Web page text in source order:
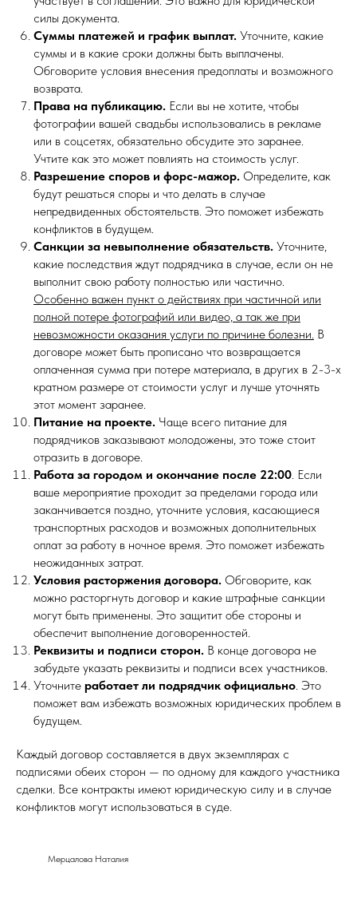
силы документа.
Суммы платежей и график выплат. Уточните, какие
суммы и в какие сроки должны быть выплачены.
Обговорите условия внесения предоплаты и возможного
возврата.
Права на публикацию. Если вы не хотите, чтобы
фотографии вашей свадьбы использовались в рекламе
или в соцсетях, обязательно обсудите это заранее.
Учтите как это может повлиять на стоимость услуг.
Разрешение споров и форс-мажор. Определите, как
будут решаться споры и что делать в случае
непредвиденных обстоятельств. Это поможет избежать
конфликтов в будущем.
Санкции за невыполнение обязательств. Уточните,
какие последствия ждут подрядчика в случае, если он не
выполнит свою работу полностью или частично.
Особенно важен пункт о действиях при частичной или
полной потере фотографий или видео, а так же при
невозможности оказания услуги по причине болезни. В
договоре может быть прописано что возвращается
оплаченная сумма при потере материала, в других в 2-3-х
кратном размере от стоимости услуг и лучше уточнять
этот момент заранее.
Питание на проекте. Чаще всего питание для
подрядчиков заказывают молодожены, это тоже стоит
отразить в договоре.
Работа за городом и окончание после 22:00. Если
ваше мероприятие проходит за пределами города или
заканчивается поздно, уточните условия, касающиеся
транспортных расходов и возможных дополнительных
оплат за работу в ночное время. Это поможет избежать
неожиданных затрат.
Условия расторжения договора. Обговорите, как
можно расторгнуть договор и какие штрафные санкции
могут быть применены. Это защитит обе стороны и
обеспечит выполнение договоренностей.
Реквизиты и подписи сторон. В конце договора не
забудьте указать реквизиты и подписи всех участников.
Уточните работает ли подрядчик официально. Это
поможет вам избежать возможных юридических проблем в
будущем.
Каждый договор составляется в двух экземплярах с
подписями обеих сторон — по одному для каждого участника
сделки. Все контракты имеют юридическую силу и в случае
конфликтов могут использоваться в суде.
Мерцалова Наталия